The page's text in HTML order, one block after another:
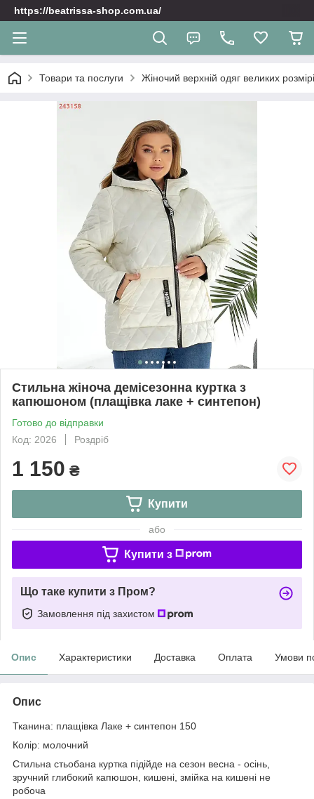
https://beatrissa-shop.com.ua/
Товари та послуги Жіночий верхній одяг великих
Стильна жіноча демісезонна куртка з
капюшоном (плащівка лаке + синтепон)
Готово до відправки
Код: 2026
Роздріб
1 150 ₴
Купити
або
Купити з
Що таке купити з Пром?
Замовлення під захистом
Опис Характеристики Доставка Оплата Умови
Опис
Тканина: плащівка Лаке + синтепон 150
Колір: молочний
Стильна стьобана куртка підійде на сезон весна - осінь,
зручний глибокий капюшон, кишені, змійка на кишені не
робоча